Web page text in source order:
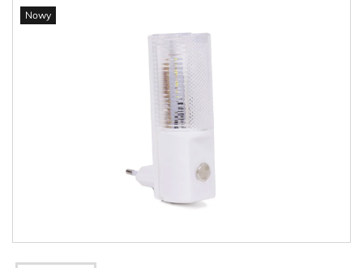
Nowy